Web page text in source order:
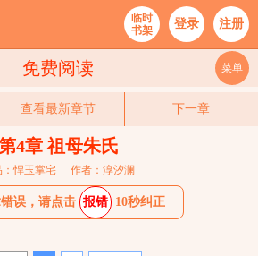
临时
书架
登录 注册
免费阅读 菜单
查看最新章节 下一章
4章 祖母朱氏
：悍玉掌宅 作者：淳汐澜
误，请点击 报错 10秒纠正